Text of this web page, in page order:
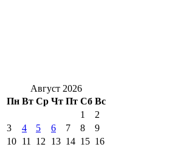
Август 2026
Пн Вт Ср Чт Пт Сб Вс
1
2
3
4 5 6 7 8
9
10 11 12 13 14 15 16